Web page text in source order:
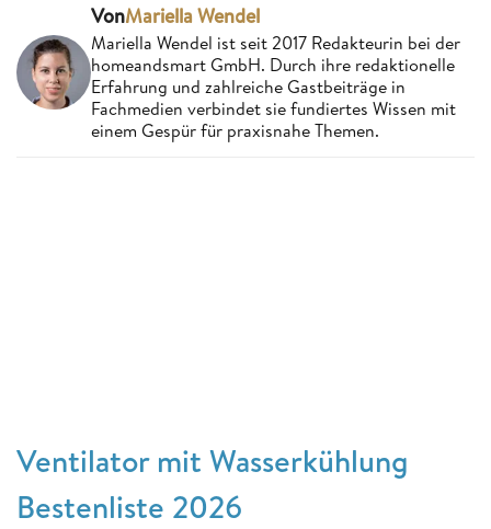
VonMariella Wendel
Mariella Wendel ist seit 2017 Redakteurin bei der
homeandsmart GmbH. Durch ihre redaktionelle
Erfahrung und zahlreiche Gastbeiträge in
Fachmedien verbindet sie fundiertes Wissen mit
einem Gespür für praxisnahe Themen.
Ventilator mit Wasserkühlung
Bestenliste 2026